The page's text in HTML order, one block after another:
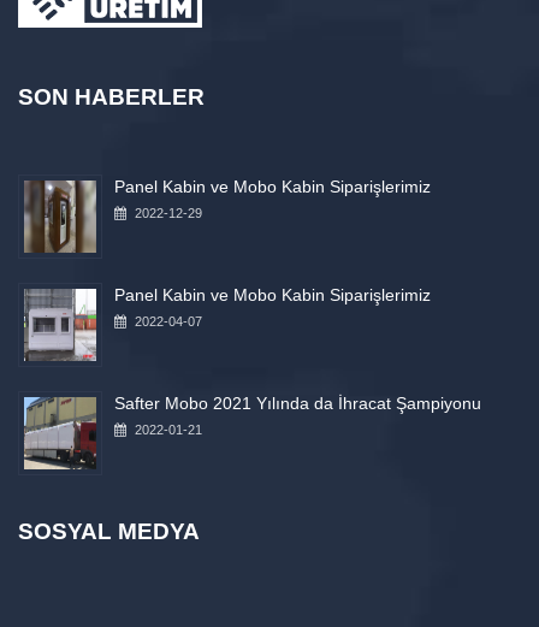
SON HABERLER
Panel Kabin ve Mobo Kabin Siparişlerimiz
2022-12-29
Panel Kabin ve Mobo Kabin Siparişlerimiz
2022-04-07
Safter Mobo 2021 Yılında da İhracat Şampiyonu
2022-01-21
SOSYAL MEDYA